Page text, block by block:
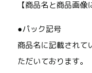
【商品名と商品画像
●パック記号
商品名に記載されて
ただいております。